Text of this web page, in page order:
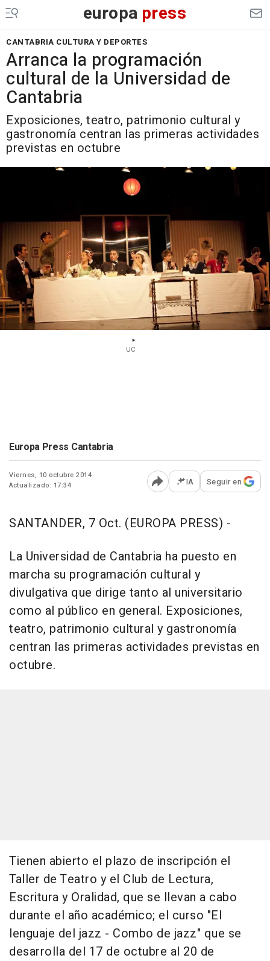
europa press
CANTABRIA CULTURA Y DEPORTES
Arranca la programación
cultural de la Universidad de
Cantabria
Exposiciones, teatro, patrimonio cultural y
gastronomía centran las primeras actividades
previstas en octubre
UC
Europa Press Cantabria
Viernes, 10 octubre 2014
Actualizado: 17:34
Abrir opciones para
IA Seguir en
SANTANDER, 7 Oct. (EUROPA PRESS) -
La Universidad de Cantabria ha puesto en
marcha su programación cultural y
divulgativa que dirige tanto al universitario
como al público en general. Exposiciones,
teatro, patrimonio cultural y gastronomía
centran las primeras actividades previstas en
octubre.
Tienen abierto el plazo de inscripción el
Taller de Teatro y el Club de Lectura,
Escritura y Oralidad, que se llevan a cabo
durante el año académico; el curso "El
lenguaje del jazz - Combo de jazz" que se
desarrolla del 17 de octubre al 20 de